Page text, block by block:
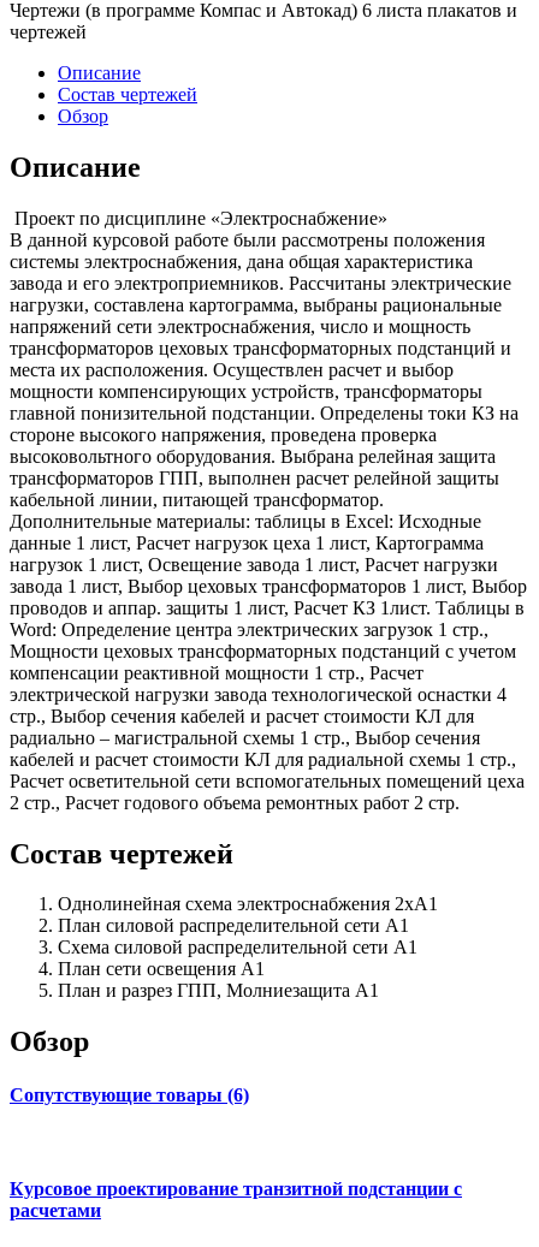
Чертежи (в программе Компас и Автокад) 6 листа плакатов и
чертежей
Описание
Состав чертежей
Обзор
Описание
Проект по дисциплине «Электроснабжение»
В данной курсовой работе были рассмотрены положения
системы электроснабжения, дана общая характеристика
завода и его электроприемников. Рассчитаны электрические
нагрузки, составлена картограмма, выбраны рациональные
напряжений сети электроснабжения, число и мощность
трансформаторов цеховых трансформаторных подстанций и
места их расположения. Осуществлен расчет и выбор
мощности компенсирующих устройств, трансформаторы
главной понизительной подстанции. Определены токи КЗ на
стороне высокого напряжения, проведена проверка
высоковольтного оборудования. Выбрана релейная защита
трансформаторов ГПП, выполнен расчет релейной защиты
кабельной линии, питающей трансформатор.
Дополнительные материалы: таблицы в Excel: Исходные
данные 1 лист, Расчет нагрузок цеха 1 лист, Картограмма
нагрузок 1 лист, Освещение завода 1 лист, Расчет нагрузки
завода 1 лист, Выбор цеховых трансформаторов 1 лист, Выбор
проводов и аппар. защиты 1 лист, Расчет КЗ 1лист. Таблицы в
Word: Определение центра электрических загрузок 1 стр.,
Мощности цеховых трансформаторных подстанций с учетом
компенсации реактивной мощности 1 стр., Расчет
электрической нагрузки завода технологической оснастки 4
стр., Выбор сечения кабелей и расчет стоимости КЛ для
радиально – магистральной схемы 1 стр., Выбор сечения
кабелей и расчет стоимости КЛ для радиальной схемы 1 стр.,
Расчет осветительной сети вспомогательных помещений цеха
2 стр., Расчет годового объема ремонтных работ 2 стр.
Состав чертежей
Однолинейная схема электроснабжения 2хА1
План силовой распределительной сети А1
Схема силовой распределительной сети А1
План сети освещения А1
План и разрез ГПП, Молниезащита А1
Обзор
Сопутствующие товары (6)
Курсовое проектирование транзитной подстанции с
расчетами